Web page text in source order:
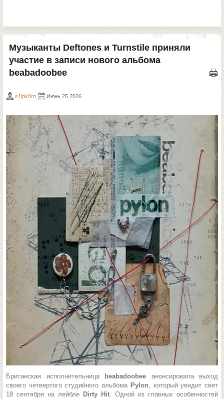
Музыканты Deftones и Turnstile приняли
участие в записи нового альбома
beabadoobee
s1ipk0rn Июнь 25 2026
Британская исполнительница beabadoobee анонсировала выход
своего четвертого студийного альбома Pylon, который увидит свет
18 сентября на лейбле Dirty Hit. Одной из главных особенностей